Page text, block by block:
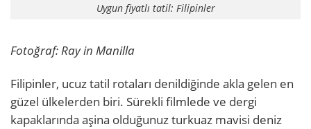
Uygun fiyatlı tatil: Filipinler
Fotoğraf: Ray in Manilla
Filipinler, ucuz tatil rotaları denildiğinde akla gelen en
güzel ülkelerden biri. Sürekli filmlede ve dergi
kapaklarında aşina olduğunuz turkuaz mavisi deniz